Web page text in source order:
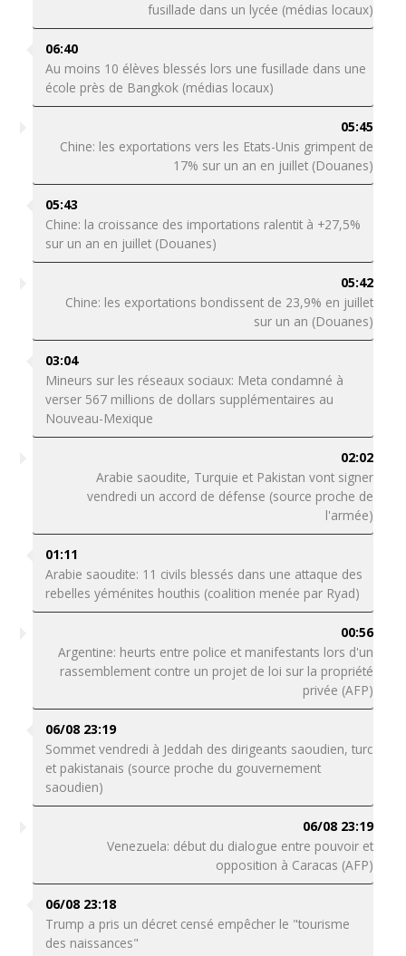
fusillade dans un lycée (médias locaux)
06:40
Au moins 10 élèves blessés lors une fusillade dans une
école près de Bangkok (médias locaux)
05:45
Chine: les exportations vers les Etats-Unis grimpent de
17% sur un an en juillet (Douanes)
05:43
Chine: la croissance des importations ralentit à +27,5%
sur un an en juillet (Douanes)
05:42
Chine: les exportations bondissent de 23,9% en juillet
sur un an (Douanes)
03:04
Mineurs sur les réseaux sociaux: Meta condamné à
verser 567 millions de dollars supplémentaires au
Nouveau-Mexique
02:02
Arabie saoudite, Turquie et Pakistan vont signer
vendredi un accord de défense (source proche de
l'armée)
01:11
Arabie saoudite: 11 civils blessés dans une attaque des
rebelles yéménites houthis (coalition menée par Ryad)
00:56
Argentine: heurts entre police et manifestants lors d'un
rassemblement contre un projet de loi sur la propriété
privée (AFP)
06/08 23:19
Sommet vendredi à Jeddah des dirigeants saoudien, turc
et pakistanais (source proche du gouvernement
saoudien)
06/08 23:19
Venezuela: début du dialogue entre pouvoir et
opposition à Caracas (AFP)
06/08 23:18
Trump a pris un décret censé empêcher le "tourisme
des naissances"